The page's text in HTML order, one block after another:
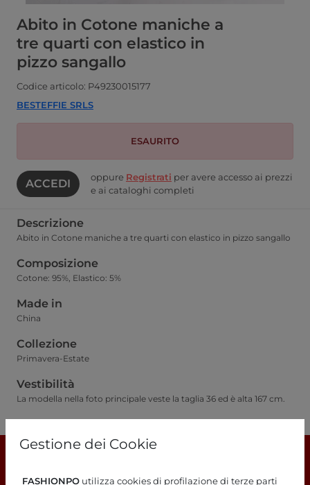
Gestione dei Cookie
FASHIONPO utilizza cookies di profilazione di terze parti
Abito in Cotone maniche a
tre quarti con elastico in
pizzo sangallo
Codice articolo: P49230015177
BESTEFFIE SRLS
ESAURITO
ACCEDI oppure Registrati per avere accesso ai prezzi
e ai cataloghi completi
Descrizione
Abito in Cotone maniche a tre quarti con elastico in pizzo sangallo
Composizione
Cotone: 95%, Elastico: 5%
Made in
China
Collezione
Primavera-Estate
Vestibilità
La modella nella foto principale veste la taglia 36 ed è alta 167 cm.